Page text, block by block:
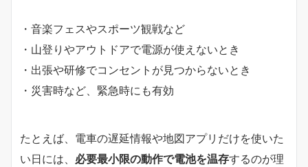
・音楽フェスやスポーツ観戦など
・山登りやアウトドアで電源が使えないとき
・出張や研修でコンセントが見つからないとき
・災害時など、緊急時にも有効
たとえば、電車の遅延情報や地図アプリだけを使いた
い日には、 必要最小限の動作で電池を温存するのが理